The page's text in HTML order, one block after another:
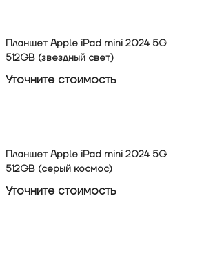
Планшет Apple iPad mini 2024 5G
512GB (звездный свет)
Уточнитe стоимость
Планшет Apple iPad mini 2024 5G
512GB (серый космос)
Уточнитe стоимость